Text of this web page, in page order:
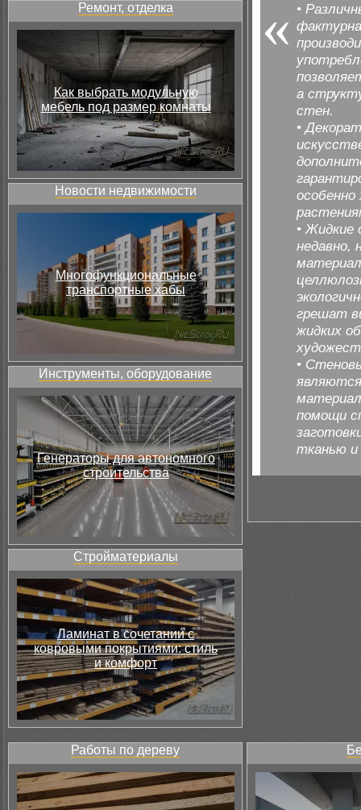
Ремонт, отделка
Как выбрать модульную
мебель под размер комнаты
Новости недвижимости
Многофункциональные
транспортные хабы
Инструменты, оборудование
Генераторы для автономного
строительства
Стройматериалы
Ламинат в сочетании с
ковровыми покрытиями: стиль
и комфорт
•
а
стен.
•
• Жидкие
недавно,
грешат
жидких
•
помощи
тканью и
Работы по дереву